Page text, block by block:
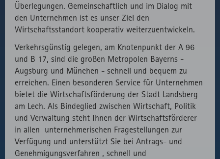
Überlegungen. Gemeinschaftlich und im Dialog mit
den Unternehmen ist es unser Ziel den
Wirtschaftsstandort kooperativ weiterzuentwickeln.
Verkehrsgünstig gelegen, am Knotenpunkt der A 96
und B 17, sind die großen Metropolen Bayerns -
Augsburg und München - schnell und bequem zu
erreichen. Einen besonderen Service für Unternehmen
bietet die Wirtschaftsförderung der Stadt Landsberg
am Lech. Als Bindeglied zwischen Wirtschaft, Politik
und Verwaltung steht Ihnen der Wirtschaftsförderer
in allen unternehmerischen Fragestellungen zur
Verfügung und unterstützt Sie bei Antrags- und
Genehmigungsverfahren , schnell und